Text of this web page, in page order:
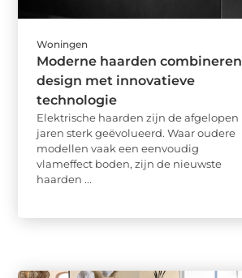
Woningen
Moderne haarden combineren
design met innovatieve
technologie
Elektrische haarden zijn de afgelopen
jaren sterk geëvolueerd. Waar oudere
modellen vaak een eenvoudig
vlameffect boden, zijn de nieuwste
haarden ...